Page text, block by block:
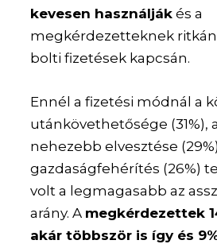
kevesen használják és a
megkérdezetteknek
bolti fizetések kapcsán.
Ennél a fizetési módnál a
utánkövethetősége (31%),
nehezebb elvesztése
gazdaságfehérítés (26%)
volt a legmagasabb az
arány. A megkérdezettek
akár többször is így és